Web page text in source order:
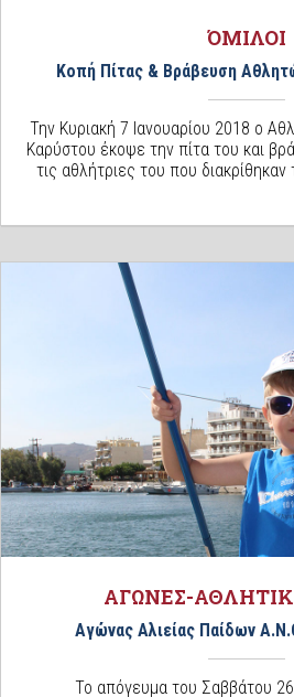
ΌΜΙΛΟΙ
Κοπή Πίτας & Βράβευση
Την Κυριακή 7 Ιανουαρίου 2018 ο
Καρύστου έκοψε την πίτα του και
τις αθλήτριες του που
ΑΓΩΝΕΣ-
Αγώνας Αλιείας Παίδων
Το απόγευμα του Σαββάτου